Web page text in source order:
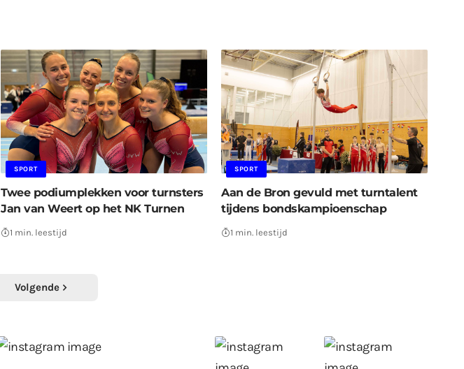
SPORT
Twee podiumplekken voor turnsters
Jan van Weert op het NK Turnen
1 min. leestijd
SPORT
Aan de Bron gevuld met turntalent
tijdens bondskampioenschap
1 min. leestijd
Volgende